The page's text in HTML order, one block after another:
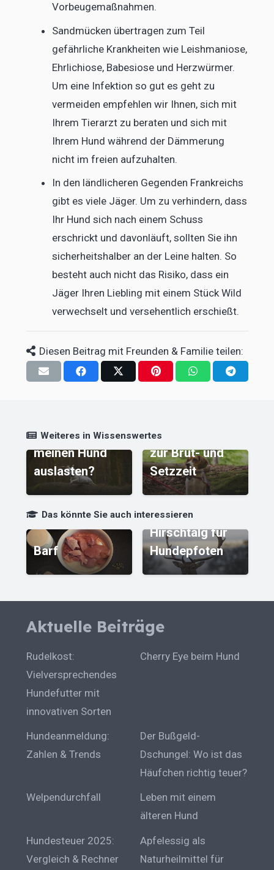
Vorbeugemaßnahmen.
Sandmücken übertragen zum Teil
gefährliche Krankheiten wie Leishmaniose,
Ehrlichiose, Babesiose und Herzwürmer.
Um eine Infektion so gut es geht zu
vermeiden empfehlen wir Ihnen, sich mit
Ihrem Tierarzt zu beraten und sich mit
Ihrem Hund während der Dämmerung
nicht im freien aufzuhalten.
In den ländlicheren Gegenden Frankreichs
gibt es viele Jäger. Um zu verhindern, dass
Ihr Hund sich nach einem Schuss
erschrickt und davonläuft, sollten Sie ihn
sicherheitshalber an der Leine halten. So
besteht auch nicht das Risiko, dass ein
Jäger Ihren Liebling mit einem Stück Wild
verwechselt und versehentlich erschießt.
Diesen Beitrag mit Freunden & Familie teilen:
Weiteres in Wissenswertes
Wie kann ich
meinen Hund
auslasten?
Leinenpflicht
zur Brut- und
Setzzeit
Das könnte Sie auch interessieren
Barf
Hirschtalg für
Hundepfoten
Aktuelle Beiträge
Rudelkost:
Vielversprechendes
Hundefutter mit
innovativen Sorten
Cherry Eye beim Hund
Hundeanmeldung:
Zahlen & Trends
Der Bußgeld-
Dschungel: Wo ist das
Häufchen richtig teuer?
Welpendurchfall
Leben mit einem
älteren Hund
Hundesteuer 2025:
Vergleich & Rechner
Apfelessig als
Naturheilmittel für